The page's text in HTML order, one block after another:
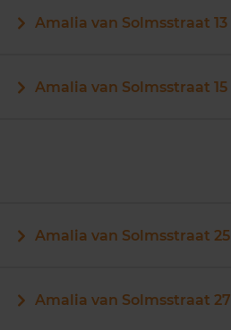
Amalia van Solmsstraat 13
Amalia van Solmsstraat 15
Amalia van Solmsstraat 25
Amalia van Solmsstraat 27